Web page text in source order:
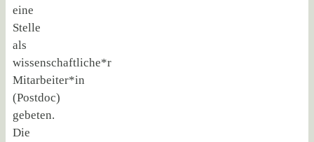
eine
Stelle
als
wissenschaftliche*r
Mitarbeiter*in
(Postdoc)
gebeten.
Die